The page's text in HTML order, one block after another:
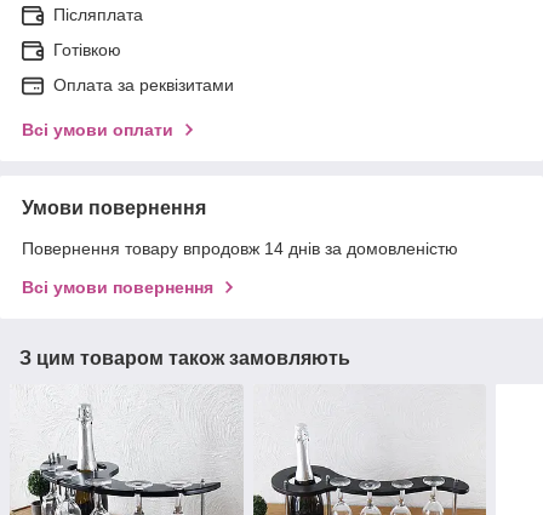
Післяплата
Готівкою
Оплата за реквізитами
Всі умови оплати
Умови повернення
Повернення товару впродовж 14 днів за домовленістю
Всі умови повернення
З цим товаром також замовляють